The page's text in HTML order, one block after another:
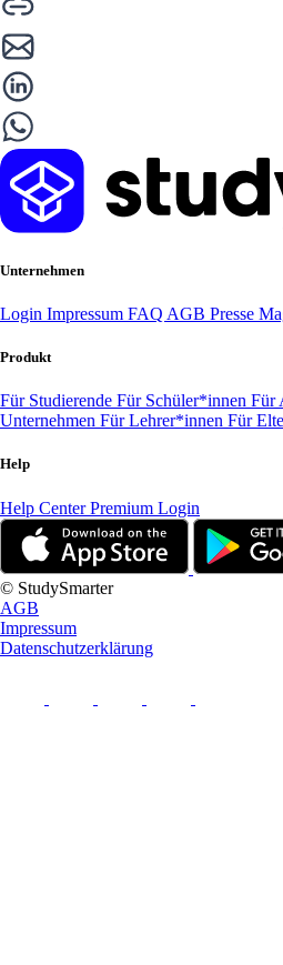
Unternehmen
Login Impressum FAQ AGB Presse
Produkt
Für Studierende Für Schüler*innen Für
Unternehmen Für Lehrer*innen Für
Help
Help CenterPremium Login
© StudySmarter
AGB
Impressum
Datenschutzerklärung